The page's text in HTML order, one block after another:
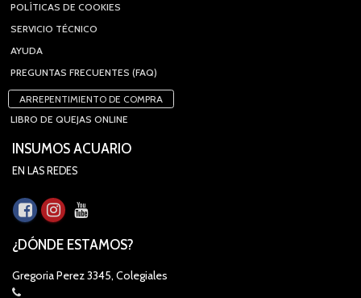
POLÍTICAS DE COOKIES
SERVICIO TÉCNICO
AYUDA
PREGUNTAS FRECUENTES (FAQ)
ARREPENTIMIENTO DE COMPRA
LIBRO DE QUEJAS ONLINE
INSUMOS ACUARIO
EN LAS REDES
¿DÓNDE ESTAMOS?
Gregoria Perez 3345, Colegiales